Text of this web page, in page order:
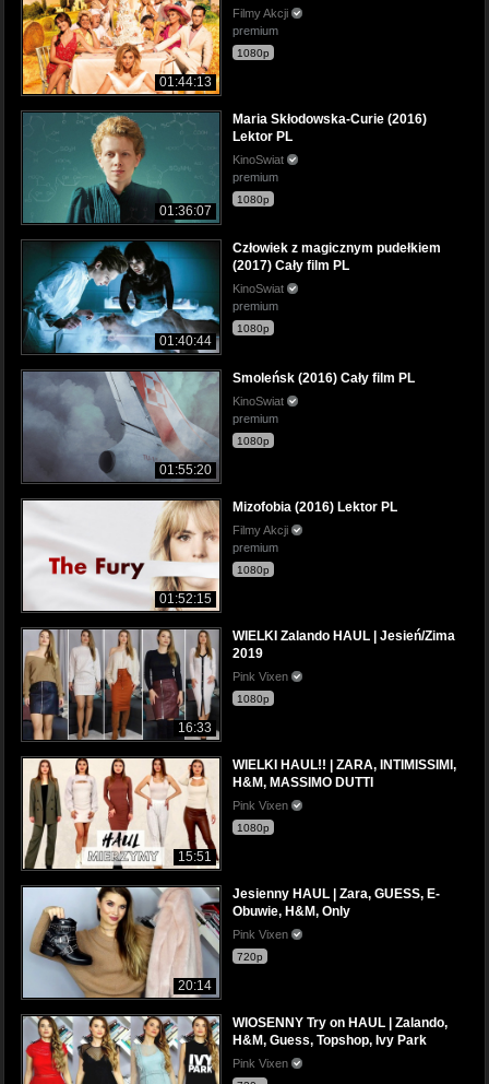
01:44:13
Filmy Akcji
premium
1080p
01:36:07
Maria Skłodowska-Curie (2016)
Lektor PL
KinoSwiat
premium
1080p
01:40:44
Człowiek z magicznym pudełkiem
(2017) Cały film PL
KinoSwiat
premium
1080p
01:55:20
Smoleńsk (2016) Cały film PL
KinoSwiat
premium
1080p
01:52:15
Mizofobia (2016) Lektor PL
Filmy Akcji
premium
1080p
16:33
WIELKI Zalando HAUL | Jesień/Zima
2019
Pink Vixen
1080p
15:51
WIELKI HAUL!! | ZARA, INTIMISSIMI,
H&M, MASSIMO DUTTI
Pink Vixen
1080p
20:14
Jesienny HAUL | Zara, GUESS, E-
Obuwie, H&M, Only
Pink Vixen
720p
WIOSENNY Try on HAUL | Zalando,
H&M, Guess, Topshop, Ivy Park
Pink Vixen